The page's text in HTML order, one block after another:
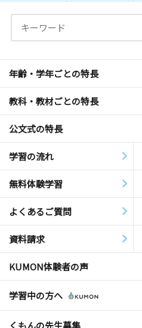
年齢・学年ごとの特長
教科・教材ごとの特長
公文式の特長
学習の流れ
無料体験学習
よくあるご質問
資料請求
KUMON体験者の声
学習中の方へ
くもんの先生募集